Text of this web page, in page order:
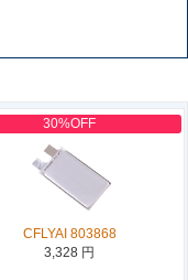
30%OFF
CFLYAI 803868
3,328 円